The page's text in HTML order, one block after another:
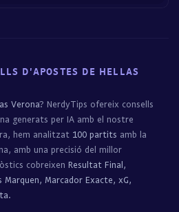
D'APOSTES DE HELLAS
Verona? NerdyTips ofereix consells
generats per IA amb el nostre
hem analitzat 100 partits amb la
amb una precisió del millor
cobreixen Resultat Final,
Marquen, Marcador Exacte, xG,
.